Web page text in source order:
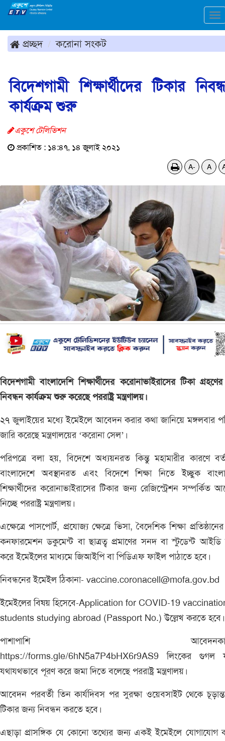
প্রচ্ছদ করোনা সংকট
বিদেশগামী শিক্ষার্থীদের টিকার
কার্যক্রম শুরু
একুশে টেলিভিশন
প্রকাশিত : ১৪:৪৭, ১৪ জুলাই ২০২১
A- A
বিদেশগামী বাংলাদেশি শিক্ষার্থীদের করোনাভাইরাসের টিকা
নিবন্ধন কার্যক্রম শুরু করেছে পররাষ্ট্র মন্ত্রণালয়।
২৭ জুলাইয়ের মধ্যে ইমেইলে আবেদন করার কথা জানিয়ে মঙ্গলবার
জারি করেছে মন্ত্রণালয়ের ‘করোনা সেল’।
পরিপত্রে বলা হয়, বিদেশে অধ্যয়নরত কিন্তু মহামারীর কারণে
বাংলাদেশে অবস্থানরত এবং বিদেশে শিক্ষা নিতে ইচ্ছুক
শিক্ষার্থীদের করোনাভাইরাসের টিকার জন্য রেজিস্ট্রেশন সম্পর্কিত
নিচ্ছে পররাষ্ট্র মন্ত্রণালয়।
এক্ষেত্রে পাসপোর্ট, প্রযোজ্য ক্ষেত্রে ভিসা, বৈদেশিক শিক্ষা
কনফারমেশন ডকুমেন্ট বা ছাত্রত্ব প্রমাণের সনদ বা স্টুডেন্ট আইডি
করে ইমেইলের মাধ্যমে জিআইপি বা পিডিএফ ফাইল পাঠাতে হবে।
নিবন্ধনের ইমেইল ঠিকানা- vaccine.coronacell@mofa.gov.bd
ইমেইলের বিষয় হিসেবে-Application for COVID-19
students studying abroad (Passport No.) উল্লেখ করতে হবে।
পাশাপাশি
https://forms.gle/6hN5a7P4bHX6r9AS9 লিংকের গুগল
যথাযথভাবে পূরণ করে জমা দিতে বলেছে পররাষ্ট্র মন্ত্রণালয়।
আবেদন পরবর্তী তিন কার্যদিবস পর সুরক্ষা ওয়েবসাইট থেকে
টিকার জন্য নিবন্ধন করতে হবে।
এছাড়া প্রাসঙ্গিক যে কোনো তথ্যের জন্য একই ইমেইলে যোগাযোগ